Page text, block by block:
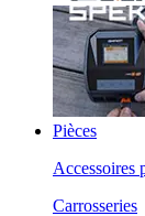
Pièces
Accessoires
Carrosseries